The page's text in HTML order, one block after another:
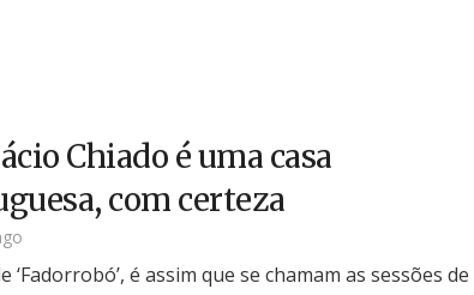
Chiado é uma casa
com certeza
‘Fadorrobó’, é assim que se chamam as sessões de